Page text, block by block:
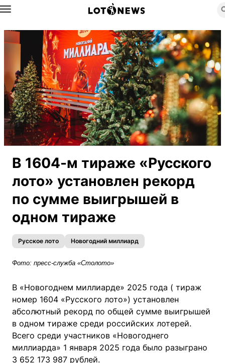
Назад
В 1604-м тираже «Русского
лото» установлен рекорд
по сумме выигрышей в
одном тираже
Русское лото Новогодний миллиард
Фото: пресс-служба «Столото»
В «Новогоднем миллиарде» 2025 года ( тираж
номер 1604 «Русского лото») установлен
абсолютный рекорд по общей сумме выигрышей
в одном тираже среди российских лотерей.
Всего среди участников «Новогоднего
миллиарда» 1 января 2025 года было разыграно
3 652 173 987 рублей.